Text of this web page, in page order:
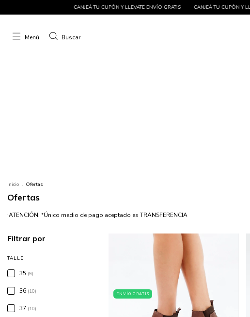
CANJEÁ TU CUPÓN Y LLEVATE ENVÍO GRATIS CANJEÁ TU CUPÓN Y LLEVATE ENVÍO GRATIS
Menú Buscar
Inicio . Ofertas
Ofertas
¡ATENCIÓN! *Único medio de pago aceptado es TRANSFERENCIA
Filtrar por
TALLE
35 (9)
36 (10)
37 (10)
ENVÍO GRATIS